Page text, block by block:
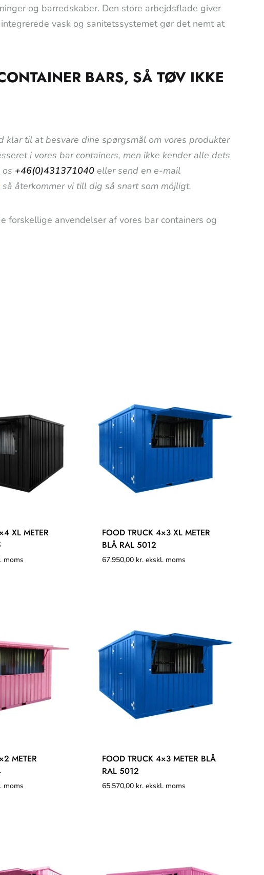
og barredskaber. Den store arbejdsflade giver
vask og sanitetssystemet gør det nemt at
BARS, SÅ TØV IKKE
klar til at besvare dine spørgsmål om vores produkter
i vores bar containers, men ikke kender alle dets
+46(0)431371040 eller send en e-mail
så återkommer vi till dig så snart som möjligt.
forskellige anvendelser af vores bar containers og
XL METER
moms
FOOD TRUCK 4×3 XL METER
BLÅ RAL 5012
67.950,00 kr. ekskl. moms
METER
moms
FOOD TRUCK 4×3 METER BLÅ
RAL 5012
65.570,00 kr. ekskl. moms